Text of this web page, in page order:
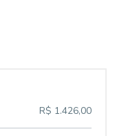
R$ 1.426,00